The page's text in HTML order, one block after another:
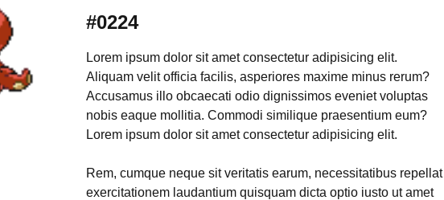
#0224
Lorem ipsum dolor sit amet consectetur adipisicing elit.
Aliquam velit officia facilis, asperiores maxime minus rerum?
Accusamus illo obcaecati odio dignissimos eveniet voluptas
nobis eaque mollitia. Commodi similique praesentium eum?
Lorem ipsum dolor sit amet consectetur adipisicing elit.
Rem, cumque neque sit veritatis earum, necessitatibus repellat
exercitationem laudantium quisquam dicta optio iusto ut amet